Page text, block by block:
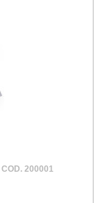
COD. 200001